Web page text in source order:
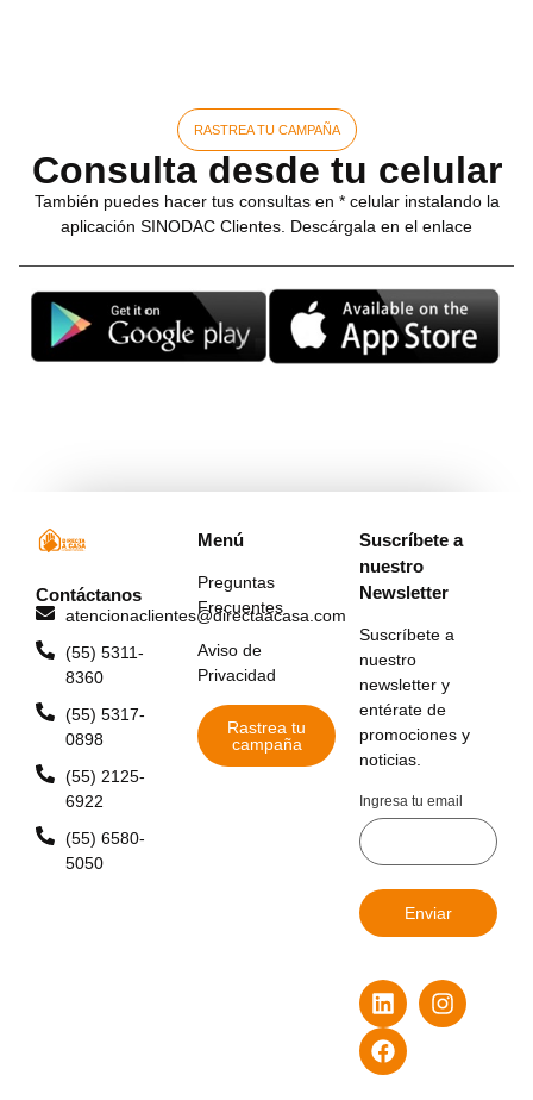
RASTREA TU CAMPAÑA
Consulta desde tu celular
También puedes hacer tus consultas en * celular instalando la
aplicación SINODAC Clientes. Descárgala en el enlace
Contáctanos
atencionaclientes@directaacasa.com
(55) 5311-
8360
(55) 5317-
0898
(55) 2125-
6922
(55) 6580-
5050
Menú
Preguntas
Frecuentes
Aviso de
Privacidad
Rastrea tu
campaña
Suscríbete a
nuestro
Newsletter
Suscríbete a
nuestro
newsletter y
entérate de
promociones y
noticias.
Ingresa tu email
Enviar